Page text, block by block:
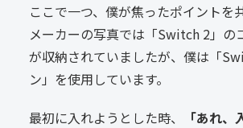
ここで一つ、僕が焦ったポイントを
メーカーの写真では「Switch 2」の
が収納されていましたが、僕は「
ン」を使用しています。
最初に入れようとした時、
「あれ、